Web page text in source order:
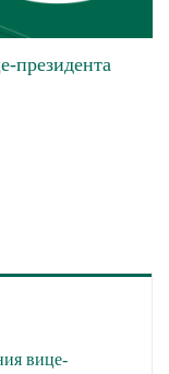
президента
вице-